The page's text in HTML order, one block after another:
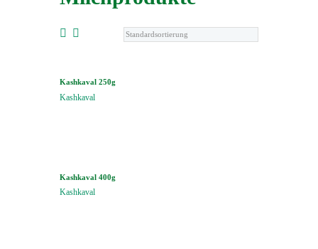
Kashkaval 250g
Kashkaval
Kashkaval 400g
Kashkaval